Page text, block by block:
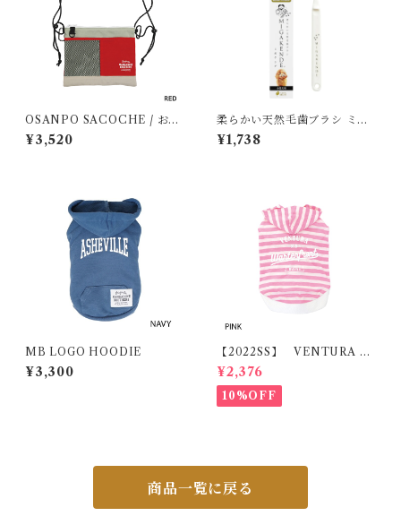
OSANPO SACOCHE / お散
歩サコッシュ
¥3,520
柔らかい天然毛歯ブラシ ミガ
ケンデ 小型犬用 ヤギ＆ウマ植
毛
¥1,738
MB LOGO HOODIE
¥3,300
【2022SS】 VENTURA B
EACH HOODIE
¥2,376
10%OFF
商品一覧に戻る